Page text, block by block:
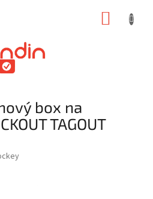
box na
TAGOUT